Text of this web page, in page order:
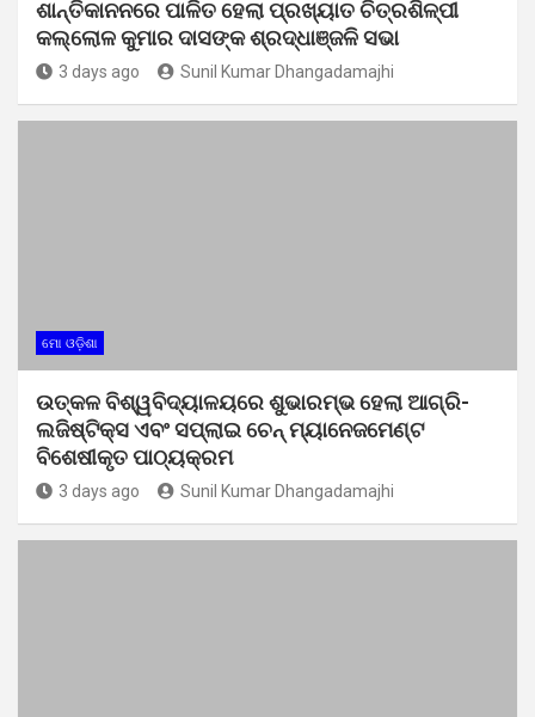
ଶାନ୍ତିକାନନରେ ପାଳିତ ହେଲା ପ୍ରଖ୍ୟାତ ଚିତ୍ରଶିଳ୍ପୀ
କଲ୍ଲୋଳ କୁମାର ଦାସଙ୍କ ଶ୍ରଦ୍ଧାଞ୍ଜଳି ସଭା
3 days ago Sunil Kumar Dhangadamajhi
ମୋ ଓଡ଼ିଶା
ଉତ୍କଳ ବିଶ୍ୱବିଦ୍ୟାଳୟରେ ଶୁଭାରମ୍ଭ ହେଲା ଆଗ୍ରି-
ଲଜିଷ୍ଟିକ୍ସ ଏବଂ ସପ୍ଲାଇ ଚେନ୍ ମ୍ୟାନେଜମେଣ୍ଟ
ବିଶେଷୀକୃତ ପାଠ୍ୟକ୍ରମ
3 days ago Sunil Kumar Dhangadamajhi